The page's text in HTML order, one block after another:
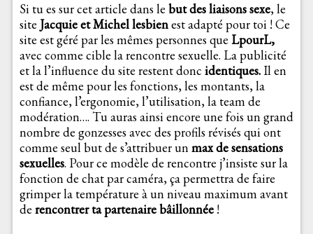
Si tu es sur cet article dans le but des liaisons sexe, le
site Jacquie et Michel lesbienest adapté pour toi ! Ce
site est géré par les mêmes personnes que LpourL,
avec comme cible la rencontre sexuelle. La publicité
et la l’influence du site restent donc identiques.Il en
est de même pour les fonctions, les montants, la
confiance, l’ergonomie, l’utilisation, la team de
modération…. Tu auras ainsi encore une fois un grand
nombre de gonzesses avec des profils révisés qui ont
comme seul but de s’attribuer unmax de sensations
sexuelles. Pour ce modèle de rencontre j’insiste sur la
fonction de chat par caméra, ça permettra de faire
grimper la température à un niveau maximum avant
de rencontrer ta partenaire bâillonnée!